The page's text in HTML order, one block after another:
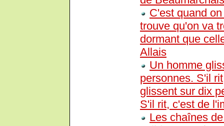
C'est quand
trouve qu'on va
dormant que
Allais
Un homme
personnes. S'il
glissent sur dix
S'il rit, c'est de
Les chaînes